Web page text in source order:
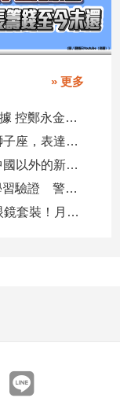
» 更多
要再選先說清4000萬！吳子嘉秀票據 控鄭永金為鄭朝方2018選縣長籌錢至今未還
08/09-08/15 星座週運「水星進入獅子座，表達力、自信與創意提升」
瑞士百達資產管理8月展望！偏好中國以外的新興市場 看好這些產業
8大銀行攜手完成AI防詐模型聯合學習驗證 警示帳戶準確度提升2倍
台灣大電信獨賣Even Realities AI眼鏡套裝！月付1399元 專案價3990